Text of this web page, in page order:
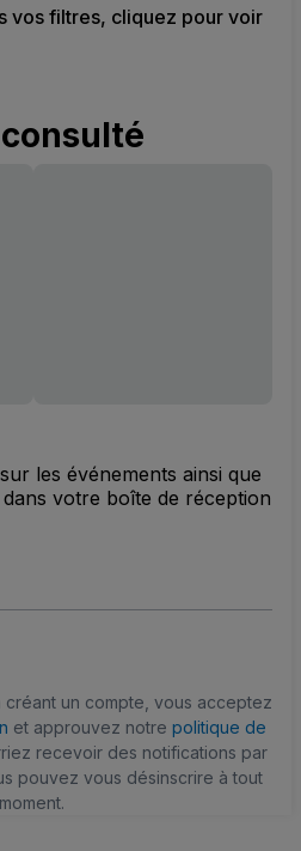
vos filtres, cliquez pour voir
les événements ainsi que
votre boîte de réception
créant un compte, vous acceptez
et approuvez notre politique de
recevoir des notifications par
pouvez vous désinscrire à tout
moment.